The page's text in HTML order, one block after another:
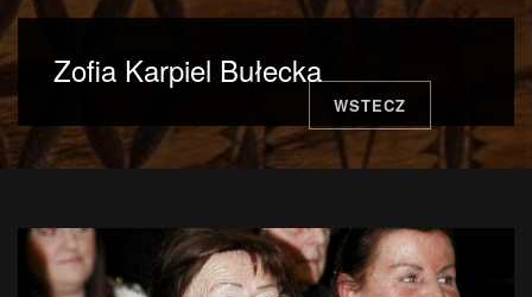
日本語
Zofia Karpiel Bułecka
WSTECZ